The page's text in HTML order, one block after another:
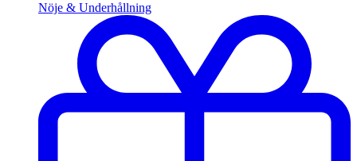
Nöje & Underhållning